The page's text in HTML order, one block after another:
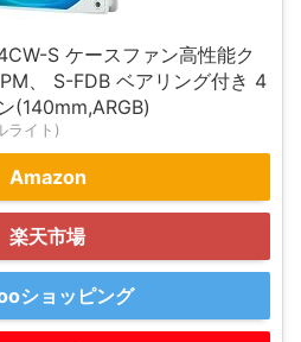
S ケースファン高性能ク
、 S-FDB ベアリング付き 4
(140mm,ARGB)
ライト)
Amazon
楽天市場
ショッピング